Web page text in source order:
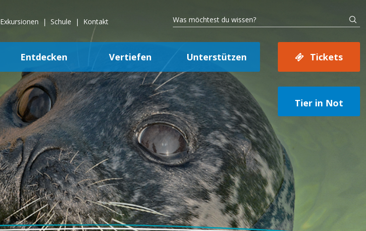
Exkursionen Schule Kontakt
Entdecken Vertiefen Unterstützen Tickets
Tier in Not